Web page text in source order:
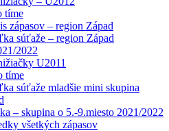
tíme
zápasov – region Západ
súťaže – region Západ
2022
U2011
tíme
súťaže mladšie mini skupina
– skupina o 5.-9.miesto 2021/2022
všetkých zápasov